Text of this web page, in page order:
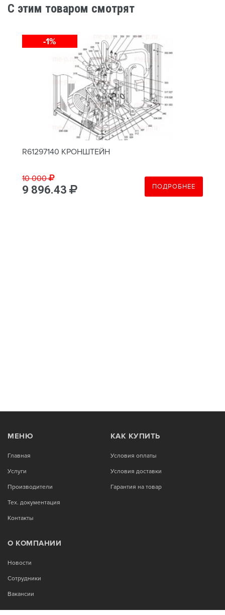
C этим товаром смотрят
-1%
R61297140 КРОНШТЕЙН
10 000
9 896.43 ПОДРОБНЕЕ
МЕНЮ
Главная
Услуги
Производители
Тех. документация
Контакты
КАК КУПИТЬ
Условия оплаты
Условия доставки
Гарантия на товар
О КОМПАНИИ
Новости
Сотрудники
Вакансии